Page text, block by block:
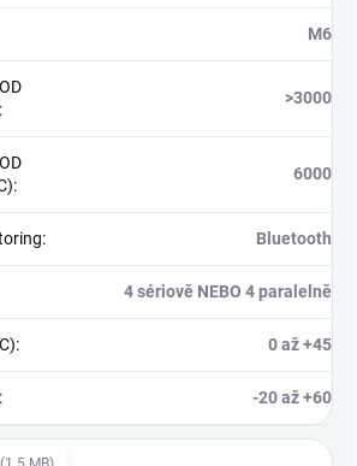
M6
:
>3000
:
6000
: Bluetooth
4 sériově NEBO 4 paralelně
: 0 až +45
: -20 až +60